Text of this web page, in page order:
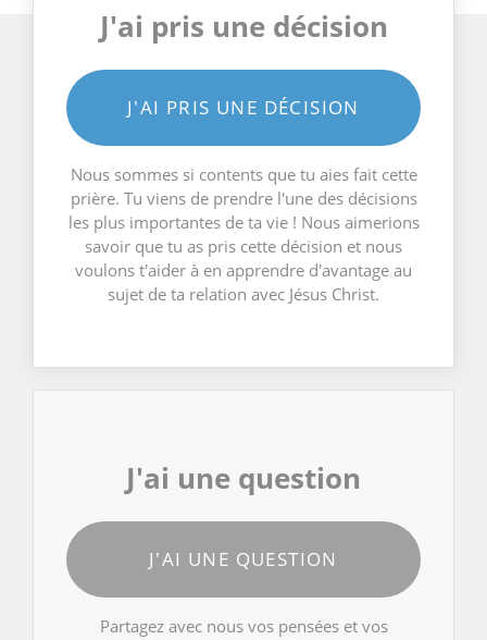
J'ai pris une décision
J'AI PRIS UNE DÉCISION
Nous sommes si contents que tu aies fait cette
prière. Tu viens de prendre l'une des décisions
les plus importantes de ta vie ! Nous aimerions
savoir que tu as pris cette décision et nous
voulons t'aider à en apprendre d'avantage au
sujet de ta relation avec Jésus Christ.
J'ai une question
J'AI UNE QUESTION
Partagez avec nous vos pensées et vos